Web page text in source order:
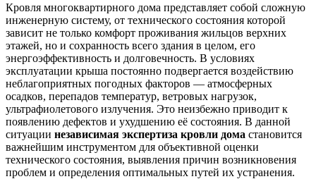
Кровля многоквартирного дома представляет собой сложную
инженерную систему, от технического состояния которой
зависит не только комфорт проживания жильцов верхних
этажей, но и сохранность всего здания в целом, его
энергоэффективность и долговечность. В условиях
эксплуатации крыша постоянно подвергается воздействию
неблагоприятных погодных факторов — атмосферных
осадков, перепадов температур, ветровых нагрузок,
ультрафиолетового излучения. Это неизбежно приводит к
появлению дефектов и ухудшению её состояния. В данной
ситуации независимая экспертиза кровли дома становится
важнейшим инструментом для объективной оценки
технического состояния, выявления причин возникновения
проблем и определения оптимальных путей их устранения.